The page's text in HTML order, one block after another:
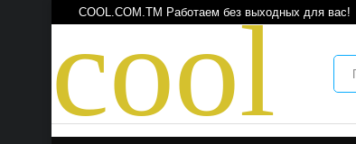
cool
COOL.COM.TM Работаем без выходных для вас!